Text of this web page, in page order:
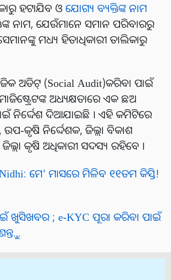
ହଟାଯିବ ଓ ଯୋଗ୍ୟ ବ୍ୟକ୍ତିଙ୍କ ନାମ
ନାମ, ଯେଉଁମାନେ ସମାନ ପରିବାରରୁ
ମଧ୍ୟ ହିତାଧିକାରୀ ତାଲିକାରୁ
ଅଡିଟ୍ (Social Audit)କରିବା ପାଇଁ
ଅଧ୍ୟକ୍ଷତାରେ ଏକ ଛଅ
ନିର୍ଦ୍ଦେଶ ଦିଆଯାଇଛି । ଏହି କମିଟିରେ
କୃଷି ନିର୍ଦ୍ଦେଶକ, ଜିଲ୍ଲା ବିକାଶ
କୃଷି ଅଧିକାରୀ ସଦସ୍ୟ ରହିବେ ।
Nidhi: ମେ' ମାସରେ ମିଳିବ ୧୧ତମ କିସ୍ତି!
ଖୁସିଖବର ; e-KYC ପୂରା କରିବା ପାଇଁ